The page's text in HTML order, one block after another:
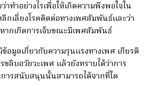
ว่าทำอย่างไรเพื่อให้เกิดความพึงพอใจใน
กเลี่ยงโรคติดต่อทางเพศสัมพันธ์และว่า
หากเกิดการเจ็บขณะมีเพศสัมพันธ์
อมูลเกี่ยวกับความรุนแรงทางเพศ เกียรติ
ลิบอวัยวะเพศ แล้วยังทราบได้ว่าการ
ารสนับสนุนนั้นสามารถได้จากที่ใด